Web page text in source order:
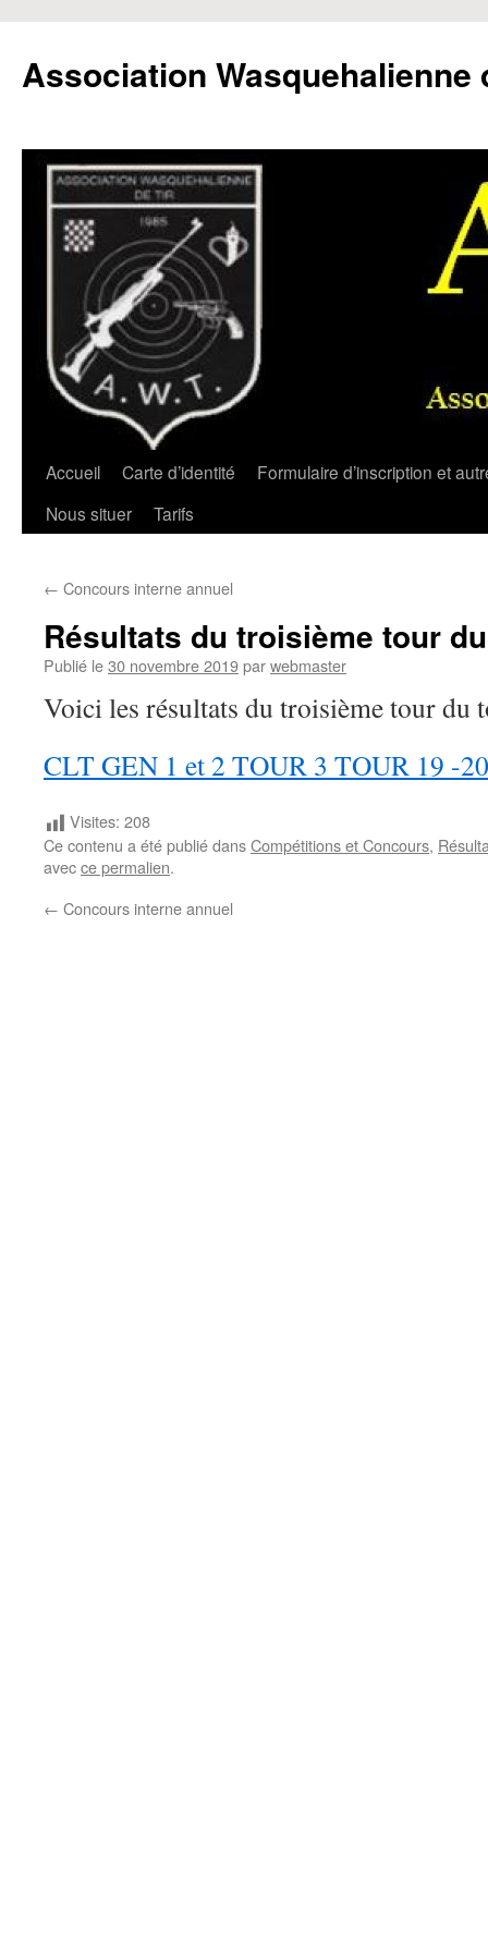
contenu
Association Wasquehalienne
Accueil Carte d’identité
Formulaire d’inscription et
Nous situer
Tarifs
← Concours interne annuel
Résultats du troisième tour
Publié le30 novembre 2019parwebmaster
Voici les résultats du troisième tour du
CLT GEN 1 et 2 TOUR 3 TOUR 19 -
Visites: 208
Ce contenu a été publié dansCompétitions et Concours,
avecce permalien.
← Concours interne annuel